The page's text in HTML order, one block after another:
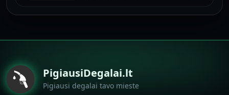
PigiausiDegalai.lt
Pigiausi degalai tavo mieste